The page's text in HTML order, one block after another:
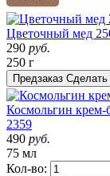
Цветочный мед
290 руб.
250 г
Предзаказ Сделать
Космольгин крем-
2359
490 руб.
75 мл
Кол-во: